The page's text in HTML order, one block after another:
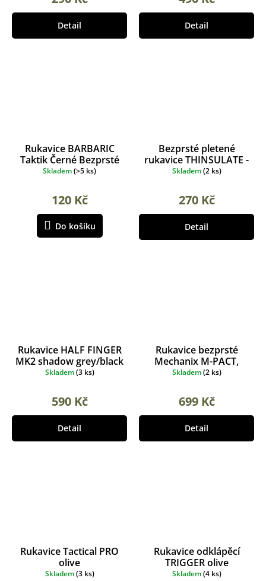
Detail Detail
Rukavice BARBARIC
Taktik Černé Bezprsté
Skladem(>5 ks)
120 Kč
Do košíku
Bezprsté pletené
rukavice THINSULATE -
Olive
Skladem(2 ks)
270 Kč
Detail
Rukavice HALF FINGER
MK2 shadow grey/black
Skladem(3 ks)
590 Kč
Detail
Rukavice bezprsté
Mechanix M-PACT,
coyote
Skladem(2 ks)
699 Kč
Detail
Rukavice Tactical PRO
olive
Skladem(3 ks)
Rukavice odklápěcí
TRIGGER olive
Skladem(4 ks)